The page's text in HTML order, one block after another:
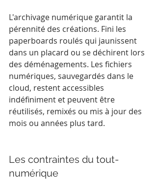
L'archivage numérique garantit la
pérennité des créations. Fini les
paperboards roulés qui jaunissent
dans un placard ou se déchirent lors
des déménagements. Les fichiers
numériques, sauvegardés dans le
cloud, restent accessibles
indéfiniment et peuvent être
réutilisés, remixés ou mis à jour des
mois ou années plus tard.
Les contraintes du tout-
numérique